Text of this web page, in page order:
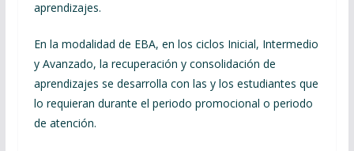
aprendizajes.
En la modalidad de EBA, en los ciclos Inicial, Intermedio
y Avanzado, la recuperación y consolidación de
aprendizajes se desarrolla con las y los estudiantes que
lo requieran durante el periodo promocional o periodo
de atención.